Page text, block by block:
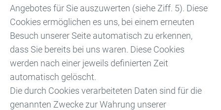
Angebotes für Sie auszuwerten (siehe Ziff. 5). Diese
Cookies ermöglichen es uns, bei einem erneuten
Besuch unserer Seite automatisch zu erkennen,
dass Sie bereits bei uns waren. Diese Cookies
werden nach einer jeweils definierten Zeit
automatisch gelöscht.
Die durch Cookies verarbeiteten Daten sind für die
genannten Zwecke zur Wahrung unserer